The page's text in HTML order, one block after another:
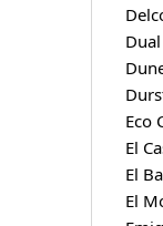
Eco
El
El
El